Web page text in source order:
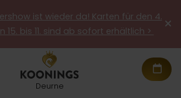
ist wieder da! Karten für den 4.
15. bis 11. sind ab sofort erhältlich >
Deurne